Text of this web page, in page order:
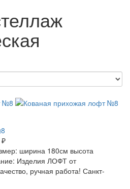
ширина 180см высота
Изделия ЛОФТ от
ручная работа! Санкт-